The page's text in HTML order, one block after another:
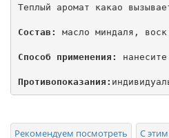
Теплый аромат какао
Состав: масло миндаля,
Способ применения:
Противопоказания:
Рекомендуем посмотреть С